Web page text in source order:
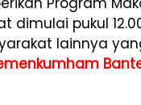
dimulai pukul
lainnya